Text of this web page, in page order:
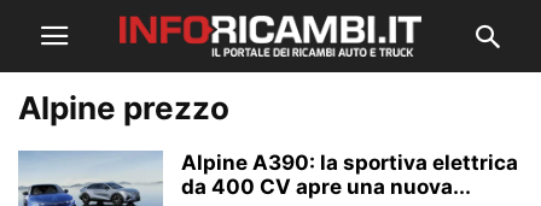
Alpine prezzo
Alpine A390: la sportiva elettrica
da 400 CV apre una nuova...